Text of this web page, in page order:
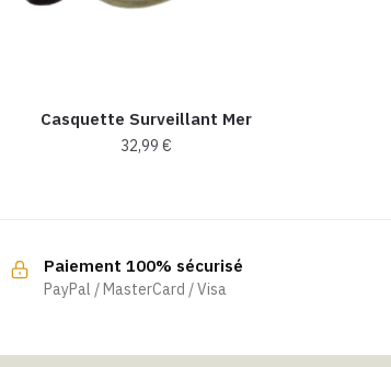
Casquette Surveillant Mer​
32,99€
plusieurs
variations.
options
Paiement 100% sécurisé
PayPal / MasterCard / Visa